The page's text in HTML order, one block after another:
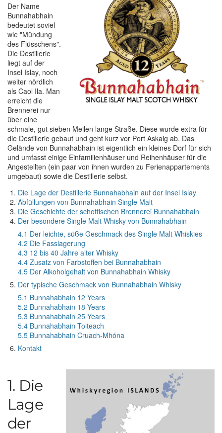
Der Name
Bunnahabhain
bedeutet soviel
wie "Mündung
des Flüsschens".
Die Destillerie
liegt auf der
Insel Islay, noch
weiter nördlich
als Caol Ila. Man
erreicht die
Brennerei nur
über eine
schmale, gut sieben Meilen lange Straße. Diese wurde extra für
die Destillerie gebaut und geht kurz vor Port Askaig ab. Das
Gelände von Bunnahabhain ist eigentlich ein kleines Dorf für sich
und umfasst einige Einfamilienhäuser und Reihenhäuser für die
Angestellten (ein paar von ihnen wurden zu Ferienappartements
umgebaut) sowie die Destillerie selbst.
Die Lage der Destillerie Bunnahabhain auf der Insel Islay
Abfüllungen von Bunnahabhain Single Malt
Die Geschichte der schottischen Brennerei Bunnahabhain
Der besondere Single Malt Whisky von Bunnahabhain
4.1 Der leichte, süße Geschmack des Single Malt Whiskies
4.2 Die Fasslagerung
4.3 12 bis 40 Jahre alter Whisky
4.4 Zusatz von Farbstoffen bei Bunnahabhain
4.5 Der Alkoholgehalt von Bunnahabhain Whisky
Der typische Geschmack von Bunnahabhain Whisky
5.1 Bunnahabhain 12 Years
5.2 Bunnahabhain 18 Years
5.3 Bunnahabhain 25 Years
5.4 Bunnahabhain Toiteach
5.5 Bunnahabhain Cruach-Mhóna
Kontakt
1. Die
Lage
der